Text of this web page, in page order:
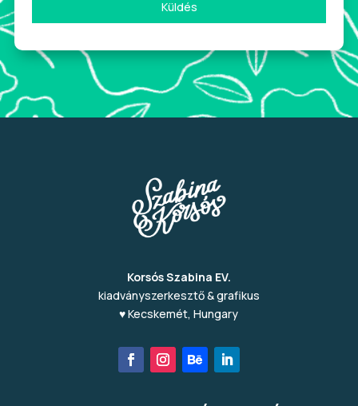
Küldés
Korsós Szabina EV.
kiadványszerkesztő & grafikus
♥ Kecskemét, Hungary